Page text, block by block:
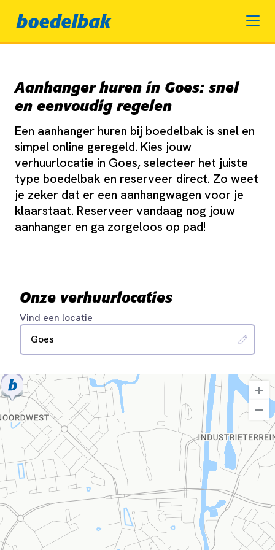
Aanhanger huren in Goes: snel
en eenvoudig regelen
Een aanhanger huren bij boedelbak is snel en
simpel online geregeld. Kies jouw
verhuurlocatie in Goes, selecteer het juiste
type boedelbak en reserveer direct. Zo weet
je zeker dat er een aanhangwagen voor je
klaarstaat. Reserveer vandaag nog jouw
aanhanger en ga zorgeloos op pad!
Onze verhuurlocaties
Vind een locatie
Goes